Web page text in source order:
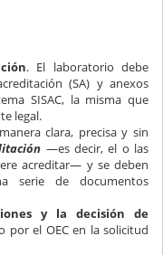
. El laboratorio debe
(SA) y anexos
SISAC, la misma que
legal.
clara, precisa y sin
—es decir, el o las
acreditar— y se deben
serie de documentos
y la decisión de
por el OEC en la solicitud